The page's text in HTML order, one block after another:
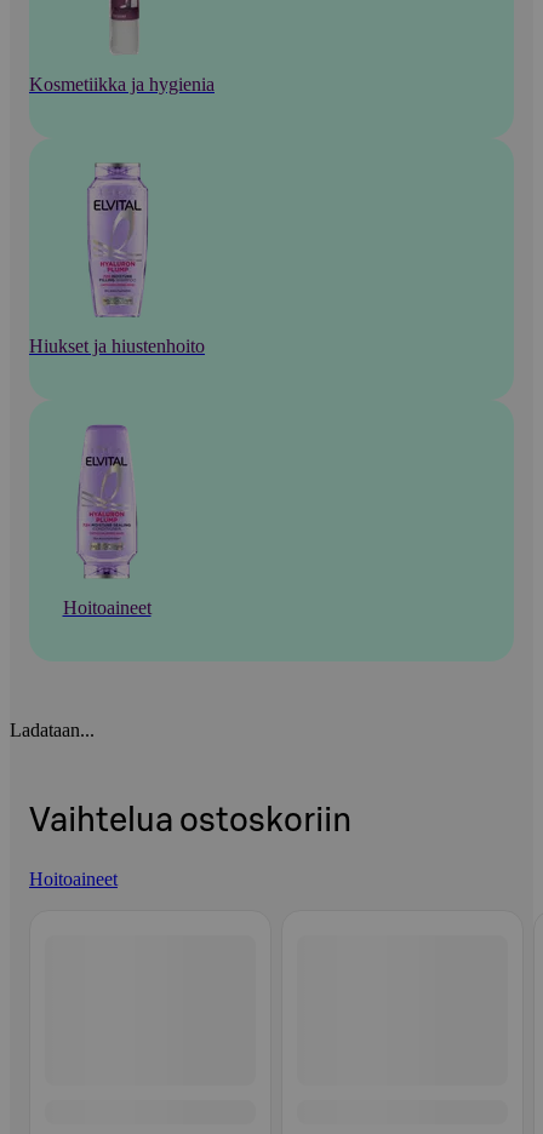
Kosmetiikka ja hygienia
Hiukset ja hiustenhoito
Hoitoaineet
Ladataan...
Vaihtelua ostoskoriin
Hoitoaineet